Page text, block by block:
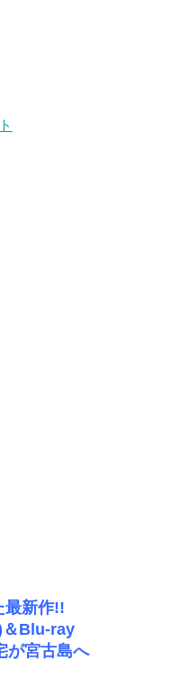
最新作!!
＆Blu-ray
が宮古島へ